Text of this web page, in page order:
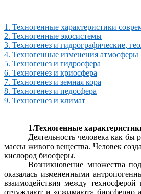
1. Техногенные характеристики
2. Техногенные экосистемы
3. Техногенез и гидрографические,
4. Техногенные изменения атмосферы
5. Техногенез и гидросфера
6. Техногенез и криосфера
7. Техногенез и земная кора
8. Техногенез и педосфера
9. Техногенез и климат
1.Техногенные
Деятельность человека как
массы живого вещества. Человек
кислород биосферы.
Возникновение множества
оказалась измененными
взаимодействия междутехносферой
отчуждают и «сжимают» биосферно